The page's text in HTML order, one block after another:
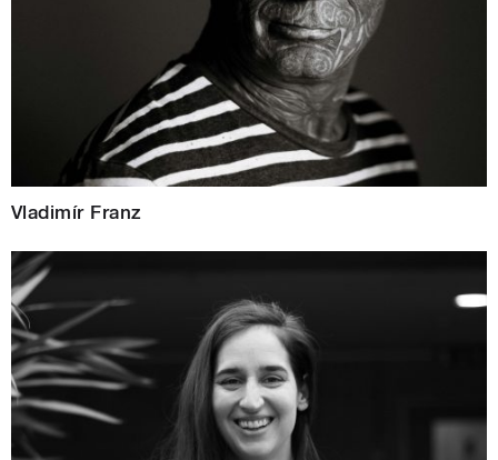
Vladimír Franz